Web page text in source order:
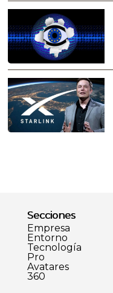
Secciones
Empresa
Entorno
Tecnología
Pro
Avatares
360